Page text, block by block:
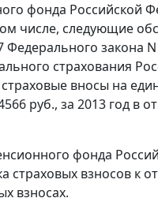
фонда Российской
числе, следующие
Федерального закона
страхования
вносы на
руб., за 2013 год в
фонда
взносов к
взносах.